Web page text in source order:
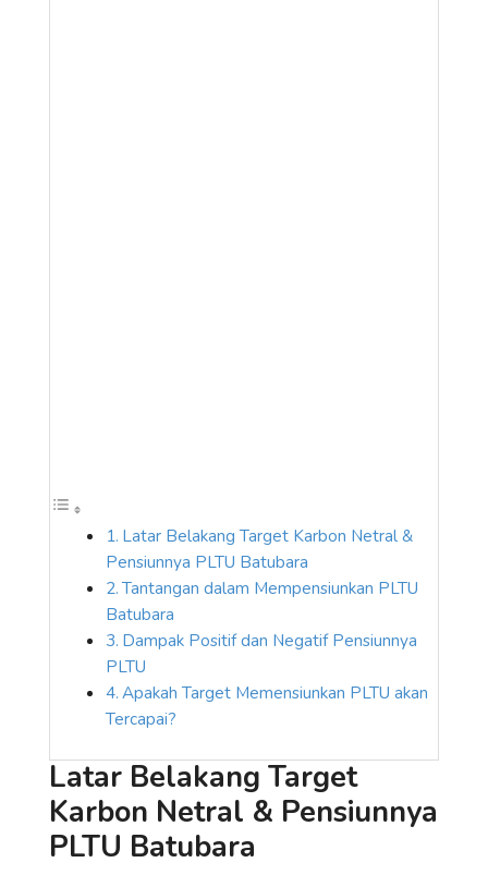
Latar Belakang Target Karbon Netral &
Pensiunnya PLTU Batubara
Tantangan dalam Mempensiunkan PLTU
Batubara
Dampak Positif dan Negatif Pensiunnya
PLTU
Apakah Target Memensiunkan PLTU akan
Tercapai?
Latar Belakang Target
Karbon Netral & Pensiunnya
PLTU Batubara